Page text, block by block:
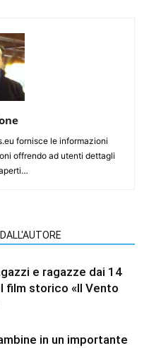
fornisce le informazioni
offrendo ad utenti dettagli
e ragazze dai 14
film storico «Il Vento
in un importante